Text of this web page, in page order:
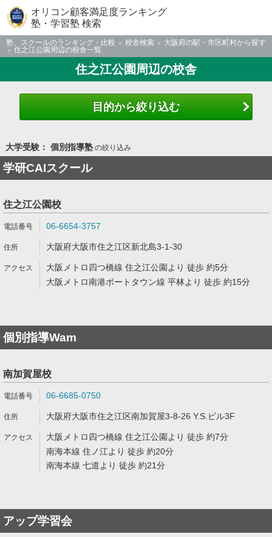
オリコン顧客満足度ランキング
塾・学習塾 検索
塾、スクールのランキング・比較 校舎検索
大阪府の駅・市区町村から探す
住之江公園周辺の校舎一覧
住之江公園周辺の校舎
目的から絞り込む
大学受験： 個別指導塾の絞り込み
学研CAIスクール
住之江公園校
06-6654-3757
大阪府大阪市住之江区新北島3-1-30
大阪メトロ四つ橋線 住之江公園より 徒歩 約5分
大阪メトロ南港ポートタウン線 平林より 徒歩 約15分
個別指導Wam
南加賀屋校
06-6685-0750
大阪府大阪市住之江区南加賀屋3-8-26 Y.S.ビル3F
大阪メトロ四つ橋線 住之江公園より 徒歩 約7分
南海本線 住ノ江より 徒歩 約20分
南海本線 七道より 徒歩 約21分
アップ学習会